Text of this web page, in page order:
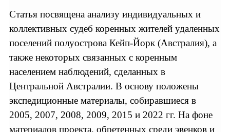
Статья посвящена анализу индивидуальных и
коллективных судеб коренных жителей удаленных
поселений полуострова Кейп-Йорк (Австралия), а
также некоторых связанных с коренным
населением наблюдений, сделанных в
Центральной Австралии. В основу положены
экспедиционные материалы, собиравшиеся в
2005, 2007, 2008, 2009, 2015 и 2022 гг. На фоне
материалов проекта, обретенных среди эвенков и